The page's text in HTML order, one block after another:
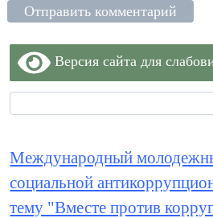
Версия сайта для
Международный
социальной
тему "Вместе против